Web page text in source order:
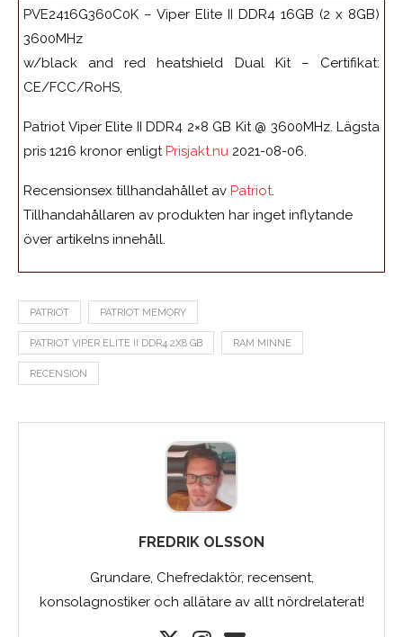
PVE2416G360C0K – Viper Elite II DDR4 16GB (2 x 8GB)
3600MHz
w/black and red heatshield Dual Kit – Certifikat:
CE/FCC/RoHS,
Patriot Viper Elite II DDR4 2×8 GB Kit @ 3600MHz. Lägsta
pris 1216 kronor enligt Prisjakt.nu 2021-08-06.
Recensionsex tillhandahållet av Patriot.
Tillhandahållaren av produkten har inget inflytande
över artikelns innehåll.
PATRIOT PATRIOT MEMORY
PATRIOT VIPER ELITE II DDR4 2X8 GB RAM MINNE
RECENSION
FREDRIK OLSSON
Grundare, Chefredaktör, recensent,
konsolagnostiker och allätare av allt nördrelaterat!